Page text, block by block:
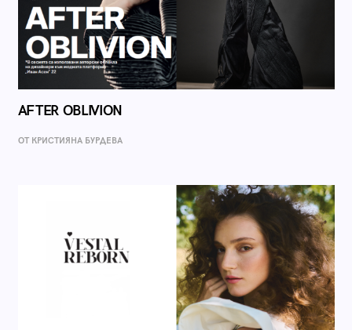
AFTER OBLIVION
ОТ КРИСТИЯНА БУРДЕВА